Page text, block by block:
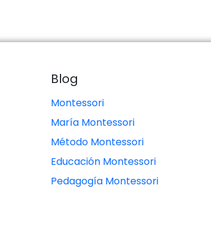
Blog
Montessori
María Montessori
Método Montessori
Educación Montessori
Pedagogía Montessori